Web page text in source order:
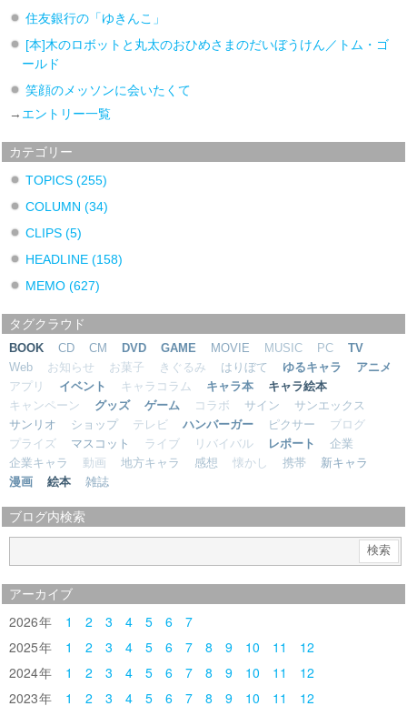
住友銀行の「ゆきんこ」
[本]木のロボットと丸太のおひめさまのだいぼうけん／トム・ゴ
ールド
笑顔のメッソンに会いたくて
→ エントリー一覧
カテゴリー
TOPICS(255)
COLUMN(34)
CLIPS(5)
HEADLINE(158)
MEMO(627)
タグクラウド
BOOK CD CM DVD GAME MOVIE MUSIC PC
TV
Web
お知らせ お菓子 きぐるみ はりぼて ゆるキャラ
アニメ
アプリ
イベント キャラコラム キャラ本
キャラ絵本
キャンペーン
グッズ ゲーム コラボ サイン
サンエックス
サンリオ
ショップ テレビ ハンバーガー ピクサー
ブログ
プライズ
マスコット ライブ リバイバル レポート
企業
企業キャラ
動画 地方キャラ 感想 懐かし 携帯
新キャラ
漫画
絵本 雑誌
ブログ内検索
アーカイブ
2026 1 2 3 4 5 6
7
2025
1 2 3 4 5 6 7 8 9 10 11
12
2024
1 2 3 4 5 6 7 8 9 10 11
12
2023
1 2 3 4 5 6 7 8 9 10 11
12